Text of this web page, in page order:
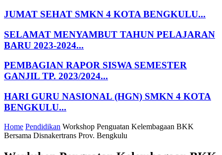
JUMAT SEHAT SMKN 4 KOTA BENGKULU...
SELAMAT MENYAMBUT TAHUN PELAJARAN
BARU 2023-2024...
PEMBAGIAN RAPOR SISWA SEMESTER
GANJIL TP. 2023/2024...
HARI GURU NASIONAL (HGN) SMKN 4 KOTA
BENGKULU...
Home Pendidikan Workshop Penguatan Kelembagaan BKK
Bersama Disnakertrans Prov. Bengkulu